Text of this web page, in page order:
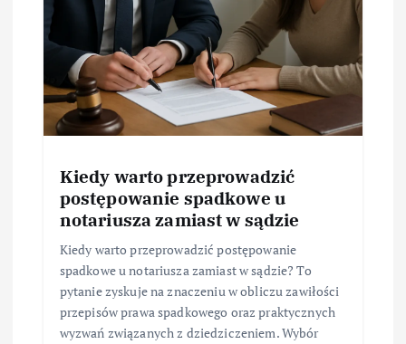
Kiedy warto przeprowadzić
postępowanie spadkowe u
notariusza zamiast w sądzie
Kiedy warto przeprowadzić postępowanie
spadkowe u notariusza zamiast w sądzie? To
pytanie zyskuje na znaczeniu w obliczu zawiłości
przepisów prawa spadkowego oraz praktycznych
wyzwań związanych z dziedziczeniem. Wybór